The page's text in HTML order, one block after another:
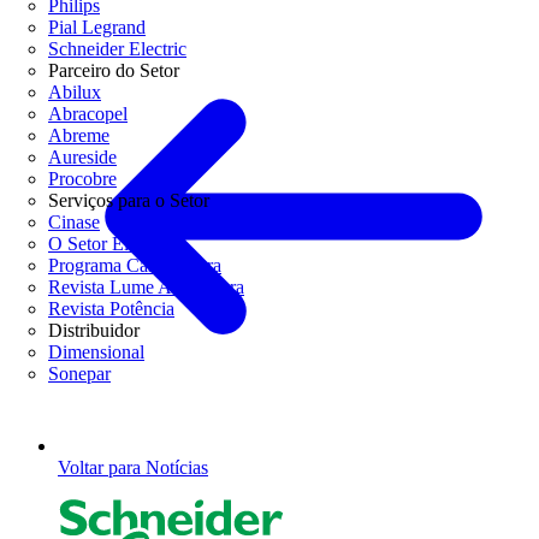
Philips
Pial Legrand
Schneider Electric
Parceiro do Setor
Abilux
Abracopel
Abreme
Aureside
Procobre
Serviços para o Setor
Cinase
O Setor Elétrico
Programa Casa Segura
Revista Lume Arquitetura
Revista Potência
Distribuidor
Dimensional
Sonepar
Voltar para Notícias